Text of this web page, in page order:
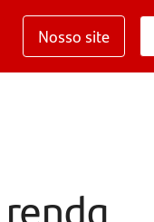
Nosso site